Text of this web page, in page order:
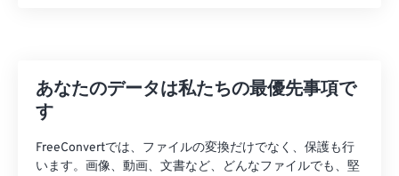
あなたのデータは私たちの最優先事項で
す
FreeConvertでは、ファイルの変換だけでなく、保護も行
います。画像、動画、文書など、どんなファイルでも、堅